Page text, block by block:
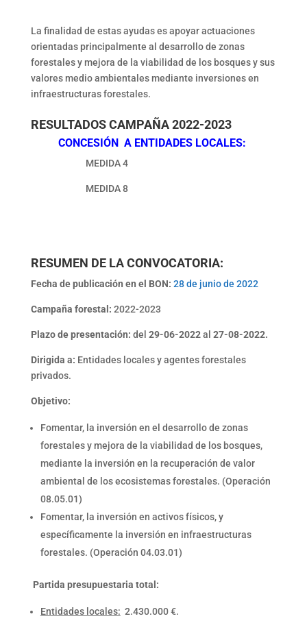
La finalidad de estas ayudas es apoyar actuaciones
orientadas principalmente al desarrollo de zonas
forestales y mejora de la viabilidad de los bosques y sus
valores medio ambientales mediante inversiones en
infraestructuras forestales.
RESULTADOS CAMPAÑA 2022-2023
CONCESIÓN A ENTIDADES LOCALES:
MEDIDA 4
MEDIDA 8
RESUMEN DE LA CONVOCATORIA:
Fecha de publicación en el BON: 28 de junio de 2022
Campaña forestal: 2022-2023
Plazo de presentación: del 29-06-2022al 27-08-2022.
Dirigida a: Entidades locales y agentes forestales
privados.
Objetivo:
Fomentar, la inversión en el desarrollo de zonas
forestales y mejora de la viabilidad de los bosques,
mediante la inversión en la recuperación de valor
ambiental de los ecosistemas forestales. (Operación
08.05.01)
Fomentar, la inversión en activos físicos, y
específicamente la inversión en infraestructuras
forestales. (Operación 04.03.01)
Partida presupuestaria total:
Entidades locales: 2.430.000 €.